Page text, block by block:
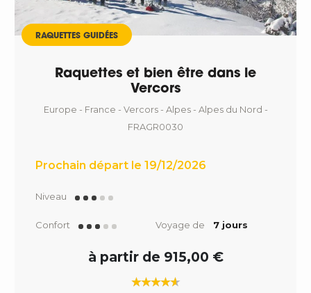
RAQUETTES GUIDÉES
Raquettes et bien être dans le
Vercors
Europe - France - Vercors - Alpes - Alpes du Nord -
FRAGR0030
Prochain départ le 19/12/2026
Niveau
Confort Voyage de 7 jours
à partir de 915,00 €